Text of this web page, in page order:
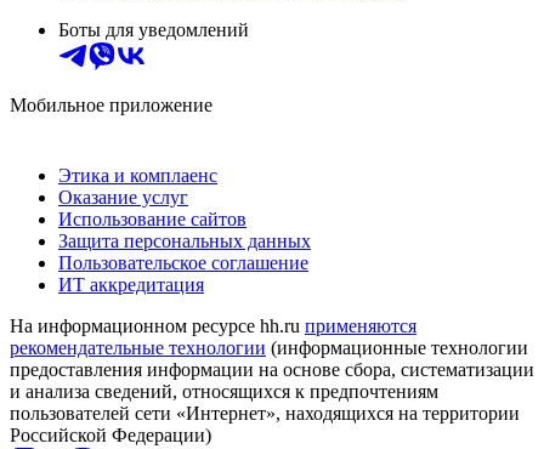
Боты для уведомлений
Мобильное приложение
Этика и комплаенс
Оказание услуг
Использование сайтов
Защита персональных данных
Пользовательское соглашение
ИТ аккредитация
На информационном ресурсе hh.ru применяются
рекомендательные технологии (информационные технологии
предоставления информации на основе сбора, систематизации
и анализа сведений, относящихся к предпочтениям
пользователей сети «Интернет», находящихся на территории
Российской Федерации)